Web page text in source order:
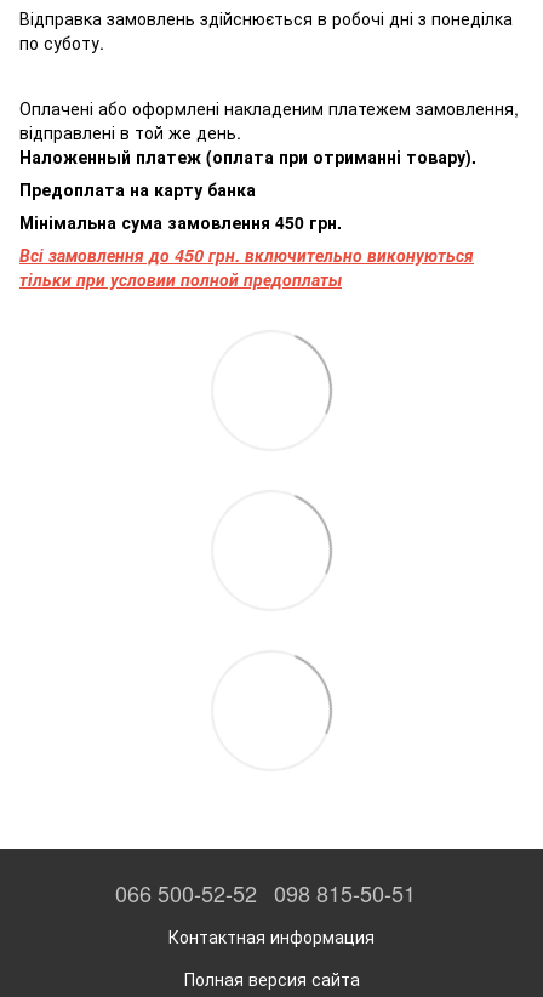
Відправка замовлень здійснюється в робочі дні з понеділка
по суботу.
Оплачені або оформлені накладеним платежем замовлення,
відправлені в той же день.
Наложенный платеж (оплата при отриманні товару).
Предоплата на карту банка
Мінімальна сума замовлення 450 грн.
Всі замовлення до 450 грн. включительно виконуються
тільки при условии полной предоплаты
066 500-52-52 098 815-50-51
Контактная информация
Полная версия сайта